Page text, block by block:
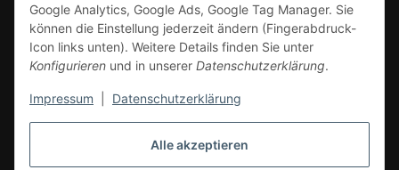
Alle akzeptieren
Google Analytics, Google Ads, Google Tag Manager. Sie
können die Einstellung jederzeit ändern (Fingerabdruck-
Icon links unten). Weitere Details finden Sie unter
Konfigurieren und in unserer Datenschutzerklärung.
Impressum Datenschutzerklärung
* Alle Preise inkl. gesetzlicher Mwst., zzgl.Versand
DE, gilt nicht für Großgeräte per Spedition). Artikel mit 0% MwSt. (gem. §